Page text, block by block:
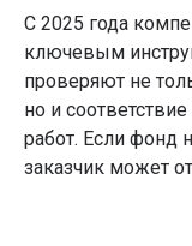
С 2025 года
ключевым
проверяют не
но и
работ. Если фонд
заказчик может